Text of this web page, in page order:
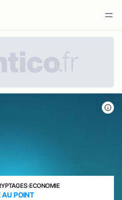
›ECONOMIE
AU POINT